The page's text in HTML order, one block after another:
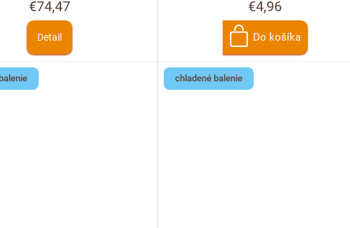
€74,47
Detail
€4,96
Do košíka
chladené balenie